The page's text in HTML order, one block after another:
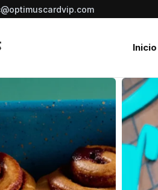
Inicio